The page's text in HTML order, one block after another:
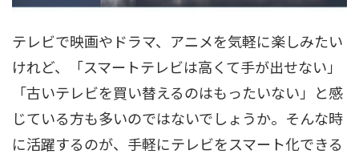
テレビで映画やドラマ、アニメを気軽に楽しみたい
けれど、「スマートテレビは高くて手が出せない」
「古いテレビを買い替えるのはもったいない」と感
じている方も多いのではないでしょうか。そんな時
に活躍するのが、手軽にテレビをスマート化できる